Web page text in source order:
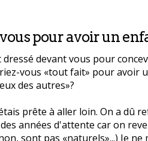
pour avoir un
devant vous pour
vous «tout fait» pour avoir
des autres»?
prête à aller loin. On a dû
années d'attente car on
sont pas «naturels»...) Je